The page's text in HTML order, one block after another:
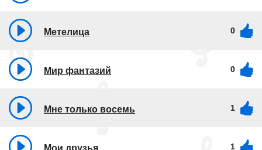
Метелица 0
Мир фантазий 0
Мне только восемь 1
Мои друзья 1